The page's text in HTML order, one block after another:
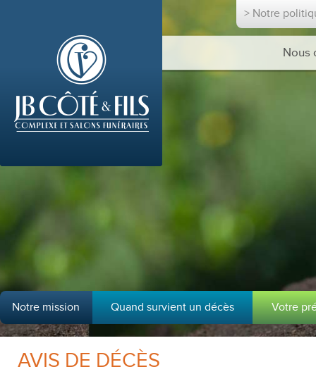
> Notre
Nous
Notre mission Quand survient un décès Votre
AVIS DE DÉCÈS